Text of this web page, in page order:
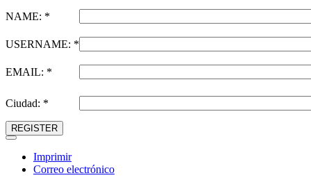
NAME: *
USERNAME: *
EMAIL: *
Ciudad: *
REGISTER
Imprimir
Correo electrónico